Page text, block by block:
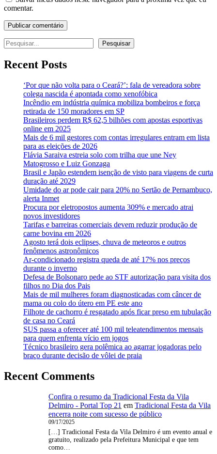
comentar.
Pesquisar Pesquisar
Recent Posts
‘Por que não volta para o Ceará?’: fala de vereadora sobre
colega nascida é apontada como xenofóbica
Incêndio em indústria química mobiliza bombeiros e força
retirada de 150 moradores em SP
Brasileiros perdem R$ 62,5 bilhões com apostas esportivas
online em 2025
Mais de 6 mil gestores com contas irregulares entram em lista
para as eleições de 2026
Flávia Saraiva estreia solo com trilha que une Ney
Matogrosso e Luiz Gonzaga
Brasil e Japão estendem isenção de visto para viagens de curta
duração até 2029
Umidade do ar pode cair para 20% no Sertão de Pernambuco,
alerta Inmet
Procura por eletropostos aumenta 309% e mercado atrai
novos investidores
Tarifas e barreiras comerciais devem reduzir produção de
carne bovina em 2026
Agosto terá dois eclipses, chuva de meteoros e outros
fenômenos astronômicos
Ar-condicionado registra queda de até 17% nos preços
durante o inverno
Defesa de Bolsonaro pede ao STF autorização para visita dos
filhos no Dia dos Pais
Mais de mil mulheres foram diagnosticadas com câncer de
mama ou colo do útero em PE este ano
Filhote de cachorro é resgatado após ficar preso em tubulação
de casa no Ceará
SUS passa a oferecer até 100 mil teleatendimentos mensais
para quem enfrenta vício em jogos
Técnico brasileiro gera polêmica ao agarrar jogadoras pelo
braço durante decisão de vôlei de praia
Recent Comments
Confira o resumo da Tradicional Festa da Vila
Delmiro - Portal Top 21 em Tradicional Festa da Vila
encerra noite com sucesso de público
09/17/2025
[…] Tradicional Festa da Vila Delmiro é um evento anual e
gratuito, realizado pela Prefeitura Municipal e que tem
como…